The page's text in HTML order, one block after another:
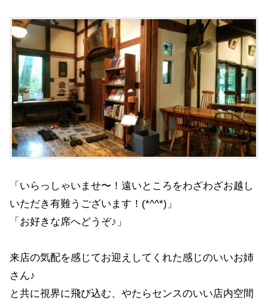
「いらっしゃいませ〜！遠いところをわざわざお越し
いただき有難うございます！(*^^*)」
「お好きな席へどうぞ♪」
来店の気配を感じてお迎えしてくれた感じのいいお姉
さん♪
と共に視界に飛び込む、やたらセンスのいい店内空間